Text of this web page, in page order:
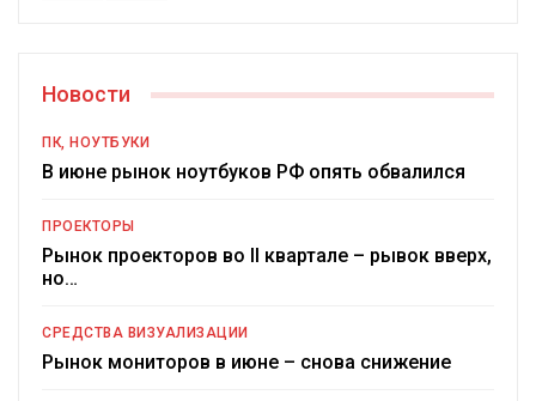
Новости
ПК, НОУТБУКИ
В июне рынок ноутбуков РФ опять обвалился
ПРОЕКТОРЫ
Рынок проекторов во II квартале – рывок вверх,
но…
СРЕДСТВА ВИЗУАЛИЗАЦИИ
Рынок мониторов в июне – снова снижение